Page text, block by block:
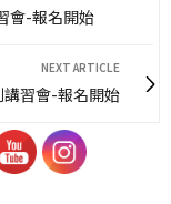
會-報名開始
NEXT ARTICLE
講習會-報名開始